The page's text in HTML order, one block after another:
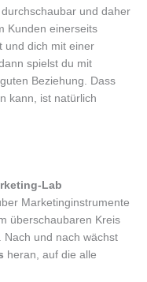
und daher
Kunden einerseits
und dich mit einer
spielst du mit
Beziehung. Dass
kann, ist natürlich
Lab
Marketinginstrumente
überschaubaren Kreis
Nach und nach wächst
heran, auf die alle